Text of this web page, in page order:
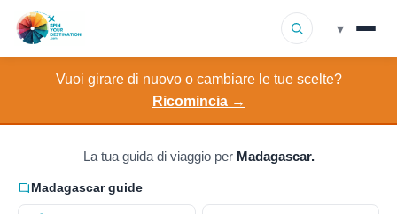
▾
Destinazioni
Come funziona
Vuoi girare di nuovo o cambiare le tue scelte?
Ricomincia →
La tua guida di viaggio per Madagascar.
Madagascar guide